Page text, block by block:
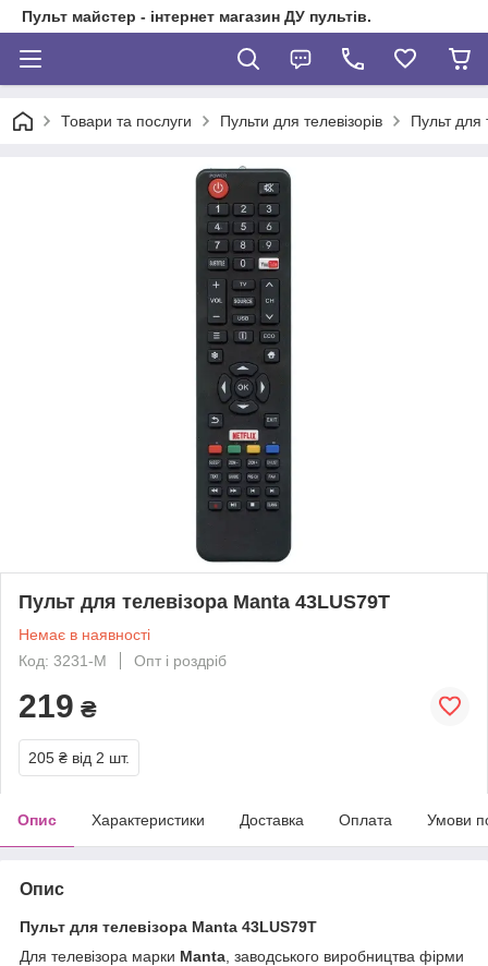
Пульт майстер - інтернет магазин ДУ пультів.
Товари та послуги Пульти для телевізорів Пульт для
Пульт для телевізора Manta 43LUS79T
Немає в наявності
Код: 3231-M
Опт і роздріб
219 ₴
205 ₴ від 2 шт.
Опис Характеристики Доставка Оплата Умови
Опис
Пульт для телевізора Manta 43LUS79T
Для телевізора марки Manta , заводського виробництва фірми